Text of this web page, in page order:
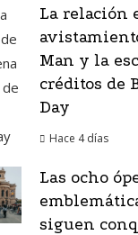
La relación
Man y la
créditos de
Day
Hace 4 días
Las ocho
siguen